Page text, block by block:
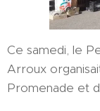
Ce samedi, le
Arroux
Promenade et